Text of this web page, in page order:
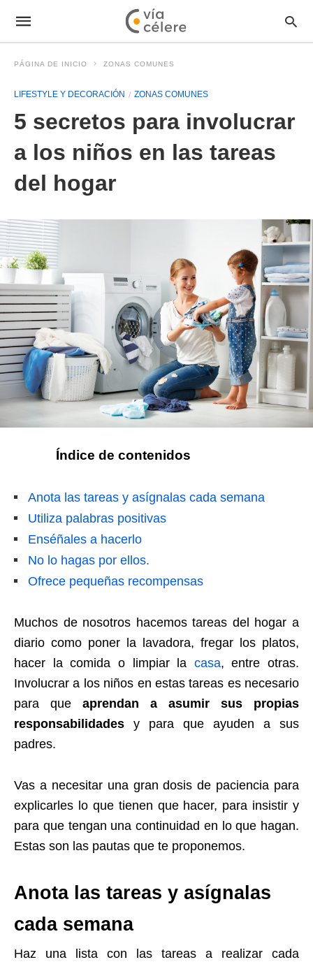
PÁGINA DE INICIO ZONAS COMUNES
LIFESTYLE Y DECORACIÓN ZONAS COMUNES
5 secretos para involucrar
a los niños en las tareas
del hogar
Índice de contenidos
Anota las tareas y asígnalas cada semana
Utiliza palabras positivas
Enséñales a hacerlo
No lo hagas por ellos.
Ofrece pequeñas recompensas
Muchos de nosotros hacemos tareas del hogar a
diario como poner la lavadora, fregar los platos,
hacer la comida o limpiar la casa, entre otras.
Involucrar a los niños en estas tareas es necesario
para que aprendan a asumir sus propias
responsabilidades y para que ayuden a sus
padres.
Vas a necesitar una gran dosis de paciencia para
explicarles lo que tienen que hacer, para insistir y
para que tengan una continuidad en lo que hagan.
Estas son las pautas que te proponemos.
Anota las tareas y asígnalas
cada semana
Haz una lista con las tareas a realizar cada